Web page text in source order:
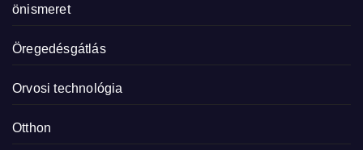
önismeret
Öregedésgátlás
Orvosi technológia
Otthon